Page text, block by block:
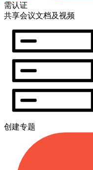
需认证
共享会议文档及视频
创建专题